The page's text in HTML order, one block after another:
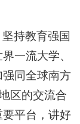
持教育强国
一流大学、
同全球南方
区的交流合
平台，讲好